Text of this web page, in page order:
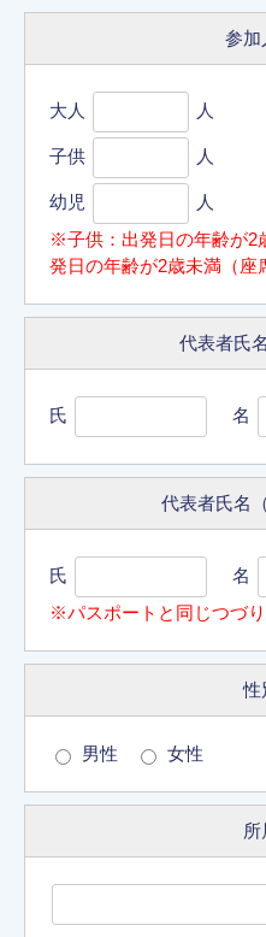
参加
大人 人
子供 人
幼児
人
※子供：出発日の年齢が2
発日の年齢が2歳未満（座
代表者氏
氏 名
代表者氏名
氏
名
※パスポートと同じつづり
性
男性 女性
所